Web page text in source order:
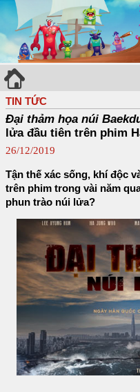
TIN TỨC
Đại thảm họa núi
lửa đầu tiên trên phim
26/12/2019
Tận thế xác sống, khí độc
trên phim trong vài năm
phun trào núi lửa?